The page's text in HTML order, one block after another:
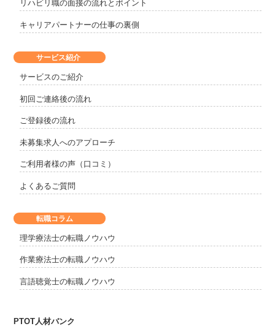
サービス紹介
サービスのご紹介
初回ご連絡後の流れ
ご登録後の流れ
未募集求人へのアプローチ
ご利用者様の声（口コミ）
よくあるご質問
リハビリ職の面接の流れとポイント
キャリアパートナーの仕事の裏側
転職コラム
理学療法士の転職ノウハウ
作業療法士の転職ノウハウ
言語聴覚士の転職ノウハウ
PTOT人材バンク